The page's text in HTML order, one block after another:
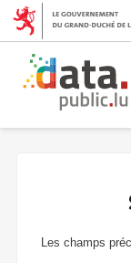
Les champs